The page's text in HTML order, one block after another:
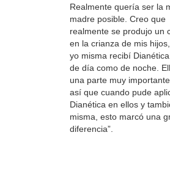
Realmente quería ser la
madre posible. Creo que
realmente se produjo un
en la crianza de mis
yo misma recibí
de día como de noche.
una parte muy
así que cuando pude
Dianética en ellos y
misma, esto marcó una
diferencia”.